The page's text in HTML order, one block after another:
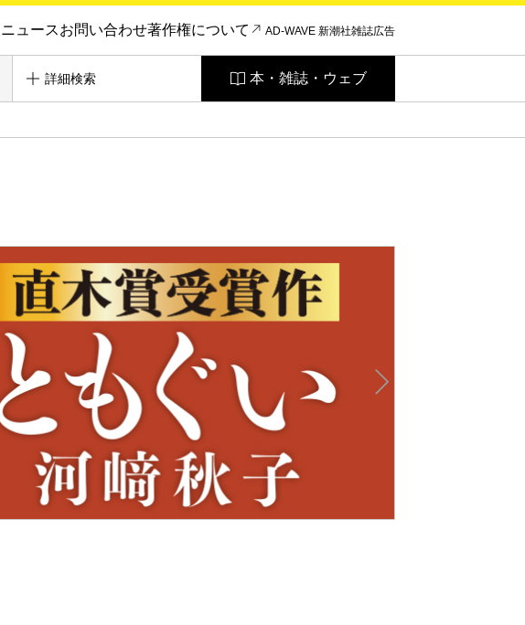
ニュースお問い合わせ著作権について AD-WAVE 新潮社雑誌広告
詳細検索 本・雑誌・ウェブ